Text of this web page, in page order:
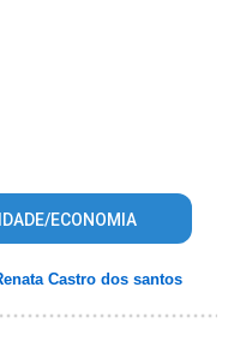
ECONOMIA
Castro dos santos